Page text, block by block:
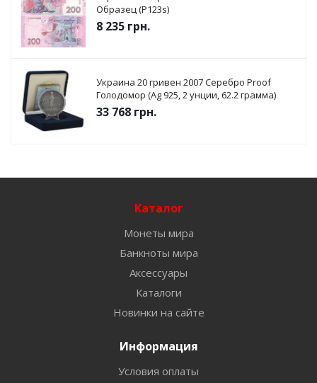
Образец (P123s)
8 235 грн.
Украина 20 гривен 2007 Серебро Proof
Голодомор (Ag 925, 2 унции, 62.2 грамма)
33 768 грн.
Каталог
Монеты мира
Банкноты мира
Аксессуары
Каталоги
Новинки на сайте
Информация
Условия оплаты